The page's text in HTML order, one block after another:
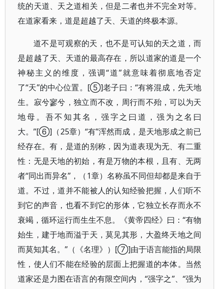
统的天道、天之道相关，但是二者也并不完全对等。
在道家看来，道是超越了天、天道的终极本源。
道不是可观察的天，也不是可认知的天之道，而
是超越了天、天道的最高存在，所以道家的道是一个
神秘主义的维度，强调“道”就意味着彻底地否定
了“天”的中心位置。[⑤]老子曰：“有将混成，先天地
生。寂兮寥兮，独立而不改，周行而不殆，可以为天
地母。吾不知其名，强字之曰道，强为之名曰
大。”[⑥]（25章）“有”浑然而成，是天地形成之前已
经存在。有，是道的别称，因为道表现为无、有二重
性：无是天地的初始，有是万物的本根，且有、无两
者“同出而异名”，（1章）名称虽不同但却都是来自于
道。不过，道并不能被人的认知经验把握，人们听不
到它的声音，也看不到它的形体，它独立长存而永不
衰竭，循环运行而生生不息。《黄帝四经》曰：“有物
始生，建于地而溢于天，莫见其形，大盈终天地之间
而莫知其名。”（《名理》）[⑦]由于语言能指的局限
性，使人们不能在经验的层面上把握道的本体。当然
道家还是力图在语言的有限空间内，“强字之”、“强为